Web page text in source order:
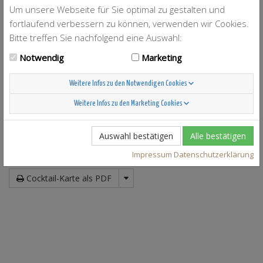
Blaue Maus
Deep Green Sea
Innocence
Lost Love
Milky Way
Ouzo Liakada
Pandora
Pink Bananuschka
Sweet Armageddon
Cocktail-Karte als PDF
Um unsere Webseite für Sie optimal zu gestalten und
fortlaufend verbessern zu können, verwenden wir Cookies.
Bitte treffen Sie nachfolgend eine Auswahl:
Notwendig
Marketing
Weitere Infos zu den Notwendigen Cookies
Weitere Infos zu den Marketing Cookies
Auswahl bestätigen Alle bestätigen
Impressum Datenschutzerklärung